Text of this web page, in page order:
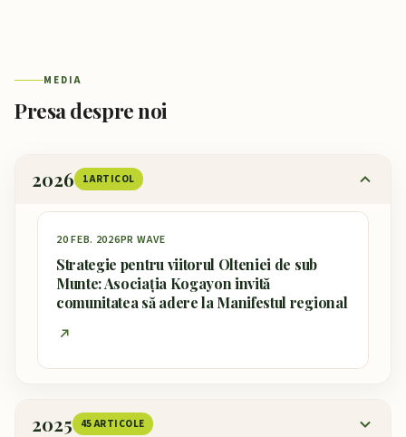
MEDIA
Presa despre noi
2026 1 ARTICOL
20 FEB. 2026PR WAVE
Strategie pentru viitorul Olteniei de sub
Munte: Asociația Kogayon invită
comunitatea să adere la Manifestul regional
2025 45 ARTICOLE